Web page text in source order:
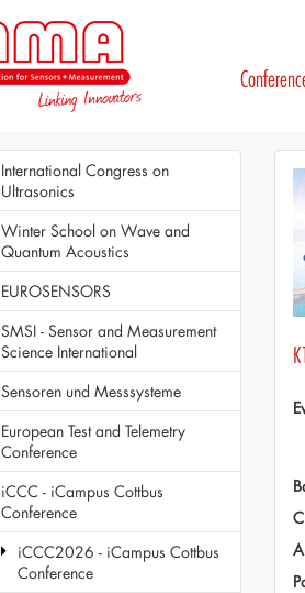
International Congress on
Ultrasonics
Winter School on Wave and
Quantum Acoustics
EUROSENSORS
SMSI - Sensor and Measurement
Science International
Sensoren und Messsysteme
European Test and Telemetry
Conference
iCCC - iCampus Cottbus
Conference
iCCC2026 - iCampus Cottbus
Conference